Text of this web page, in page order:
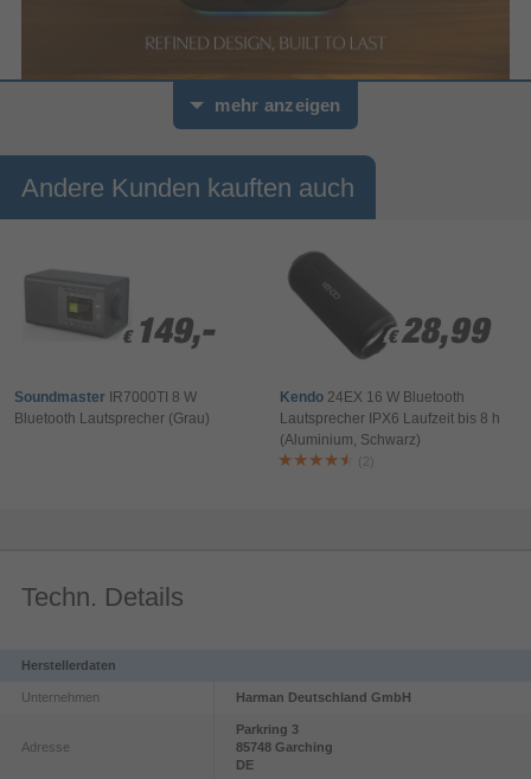
von
Sekunden
- Luna
2
Harman/Kardon Luna 2. Lautsprechertyp: 2-Wege,
Hochtönerdurchmesser: 2 cm, Tieftönerdurchmesser: 8,2 cm.
RMS-Leistung: 25 W, Frequenzbereich: 58 - 20000 Hz,
Rauschverhältnis (SNR): 80 dB. Übertragungstechnik: Kabellos,
AVRCP. Produkttyp: Tragbarer Stereo-Lautsprecher,
Produktfarbe: Schwarz, Gehäusematerial: Kunststoff.
mehr anzeigen
Andere Kunden kauften auch
€ 149,-
€ 149,-
Soundmaster IR7000TI 8 W
Bluetooth Lautsprecher (Grau)
€ 28,99
€ 28,99
Kendo 24EX 16 W Bluetooth
Lautsprecher IPX6 Laufzeit bis 8 h
(Aluminium, Schwarz)
(2)
Techn. Details
Herstellerdaten
Unternehmen Harman Deutschland GmbH
Adresse
Parkring 3
85748 Garching
DE